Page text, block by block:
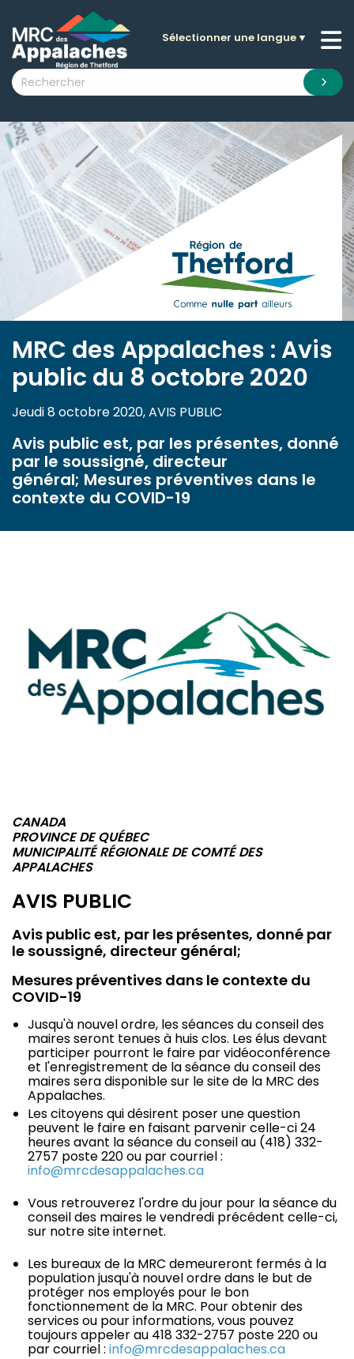
submenu (La MRC )
submenu (Citoyens )
submenu (Visiteurs )
submenu (Nouvelles )
submenu (Documentation )
Sélectionner une langue▼
MRC des Appalaches : Avis
public du 8 octobre 2020
Jeudi 8 octobre 2020, AVIS PUBLIC
Avis public est, par les présentes, donné
par le soussigné, directeur
général; Mesures préventives dans le
contexte du COVID-19
CANADA
PROVINCE DE QUÉBEC
MUNICIPALITÉ RÉGIONALE DE COMTÉ DES
APPALACHES
AVIS PUBLIC
Avis public est, par les présentes, donné par
le soussigné, directeur général;
Mesures préventives dans le contexte du
COVID-19
Jusqu'à nouvel ordre, les séances du conseil des
maires seront tenues à huis clos. Les élus devant
participer pourront le faire par vidéoconférence
et l'enregistrement de la séance du conseil des
maires sera disponible sur le site de la MRC des
Appalaches.
Les citoyens qui désirent poser une question
peuvent le faire en faisant parvenir celle-ci 24
heures avant la séance du conseil au (418) 332-
2757 poste 220 ou par courriel :
info@mrcdesappalaches.ca
Vous retrouverez l'ordre du jour pour la séance du
conseil des maires le vendredi précédent celle-ci,
sur notre site internet.
Les bureaux de la MRC demeureront fermés à la
population jusqu'à nouvel ordre dans le but de
protéger nos employés pour le bon
fonctionnement de la MRC. Pour obtenir des
services ou pour informations, vous pouvez
toujours appeler au 418 332-2757 poste 220 ou
par courriel : info@mrcdesappalaches.ca